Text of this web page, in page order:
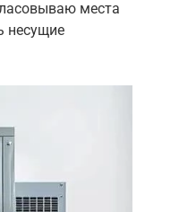
места
несущие